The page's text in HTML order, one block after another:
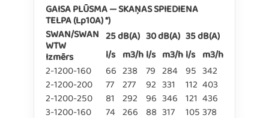
GAISA PLŪSMA — SKAŅAS SPIEDIENA
TELPA (Lp10A) *)
SWAN/SWAN
WTW
Izmērs
25 dB(A) 30 dB(A) 35 dB(A)
l/s m3/hl/s m3/hl/s m3/h
2-1200-160 66 238 79 284 95 342
2-1200-200 77 277 92 331 112 403
2-1200-250 81 292 96 346 121 436